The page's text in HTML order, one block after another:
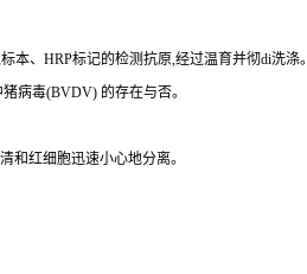
本、 HRP标记的检测抗原,经过温育并彻di洗涤
猪病毒(BVDV) 的存在与否。
和红细胞迅速小心地分离。